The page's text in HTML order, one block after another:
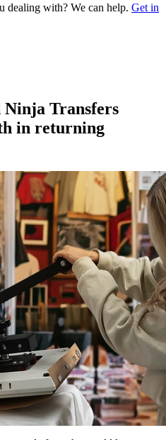
dealing with? We can help. Get in
Ninja Transfers
in returning